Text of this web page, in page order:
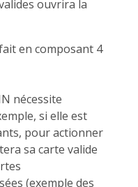
ouvrira la
en composant 4
nécessite
si elle est
pour actionner
sa carte valide
(exemple des